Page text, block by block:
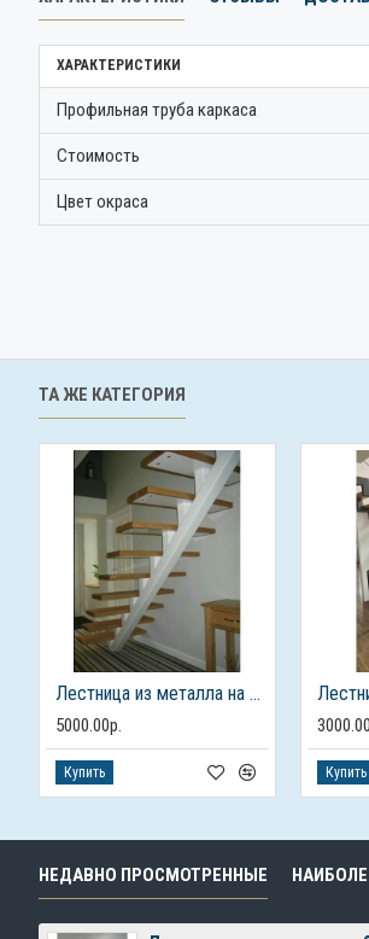
ХАРАКТЕРИСТИКИ
Профильная труба каркаса
Стоимость
Цвет окраса
ТА ЖЕ КАТЕГОРИЯ
Лестница из металла на 2 этаж
5000.00р.
Купить Купить
НЕДАВНО ПРОСМОТРЕННЫЕ